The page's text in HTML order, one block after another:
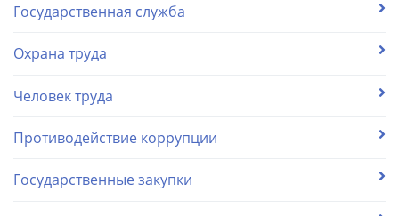
Государственная служба
Охрана труда
Человек труда
Противодействие коррупции
Государственные закупки